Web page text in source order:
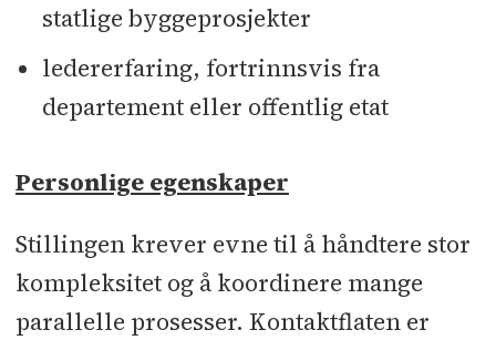
statlige byggeprosjekter
ledererfaring, fortrinnsvis fra
departement eller offentlig etat
Personlige egenskaper
Stillingen krever evne til å håndtere stor
kompleksitet og å koordinere mange
parallelle prosesser. Kontaktflaten er